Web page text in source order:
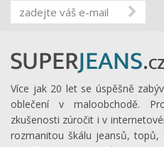
Více jak 20 let se úspěšně
oblečení v maloobchodě.
zkušenosti zúročit i v
rozmanitou škálu jeansů, topů,